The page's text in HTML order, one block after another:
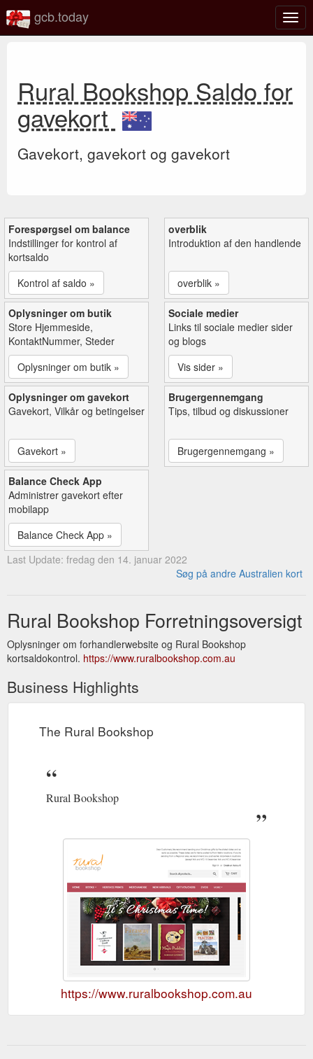
Slå
gcb.today
Rural Bookshop Saldo for
gavekort
Gavekort, gavekort og gavekort
Forespørgsel om balance
Indstillinger for kontrol af
kortsaldo
Kontrol af saldo »
overblik
Introduktion af den handlende
overblik »
Oplysninger om butik
Store Hjemmeside,
KontaktNummer, Steder
Oplysninger om butik »
Sociale medier
Links til sociale medier sider
og blogs
Vis sider »
Oplysninger om gavekort
Gavekort, Vilkår og betingelser
Gavekort »
Brugergennemgang
Tips, tilbud og diskussioner
Brugergennemgang »
Balance Check App
Administrer gavekort efter
mobilapp
Balance Check App »
Last Update: fredag den 14. januar 2022
Søg på andre Australien kort
Rural Bookshop Forretningsoversigt
Oplysninger om forhandlerwebsite og Rural Bookshop
kortsaldokontrol. https://www.ruralbookshop.com.au
Business Highlights
The Rural Bookshop
Rural Bookshop
https://www.ruralbookshop.com.au